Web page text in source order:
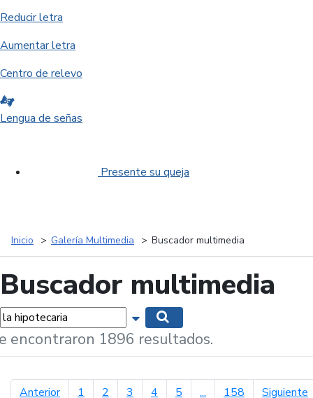
Reducir letra
Aumentar letra
Centro de relevo
Lengua de señas
Presente su queja
Inicio Galería Multimedia Buscador multimedia
Buscador multimedia
Mostrar opciones de búsqueda
encontraron 1896 resultados.
Anteriorpágina anterior
1 2 3 4 5 ... 158 Siguiente